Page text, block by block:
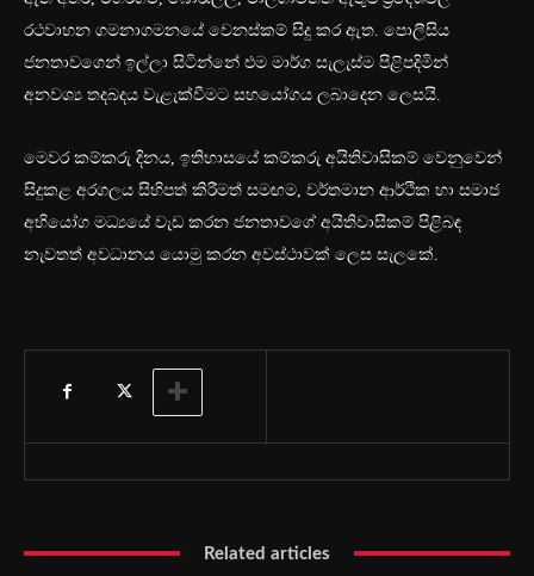
රථවාහන ගමනාගමනයේ වෙනස්කම් සිදු කර ඇත. පොලීසිය
ජනතාවගෙන් ඉල්ලා සිටින්නේ එම මාර්ග සැලැස්ම පිළිපදිමින්
අනවශ්‍ය තදබදය වැළැක්වීමට සහයෝගය ලබාදෙන ලෙසයි.
මෙවර කම්කරු දිනය, ඉතිහාසයේ කම්කරු අයිතිවාසිකම් වෙනුවෙන්
සිදුකළ අරගලය සිහිපත් කිරීමත් සමඟම, වර්තමාන ආර්ථික හා සමාජ
අභියෝග මධ්‍යයේ වැඩ කරන ජනතාවගේ අයිතිවාසිකම් පිළිබඳ
නැවතත් අවධානය යොමු කරන අවස්ථාවක් ලෙස සැලකේ.
Related articles